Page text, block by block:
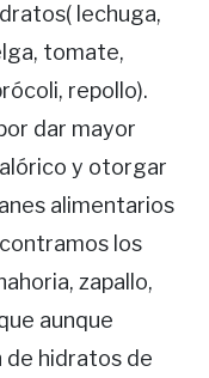
lechuga,
tomate,
repollo).
dar mayor
y otorgar
alimentarios
los
zapallo,
aunque
hidratos de